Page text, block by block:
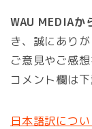
WAU MEDIAか
き、誠にあり
ご意見やご感
コメント欄は下
日本語訳につ